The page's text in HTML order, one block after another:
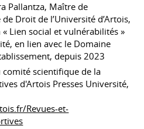
Pallantza, Maître de
Droit de l’Université d’Artois,
Lien social et vulnérabilités »
en lien avec le Domaine
depuis 2023
scientifique de la
d'Artois Presses Université,
Revues-et-